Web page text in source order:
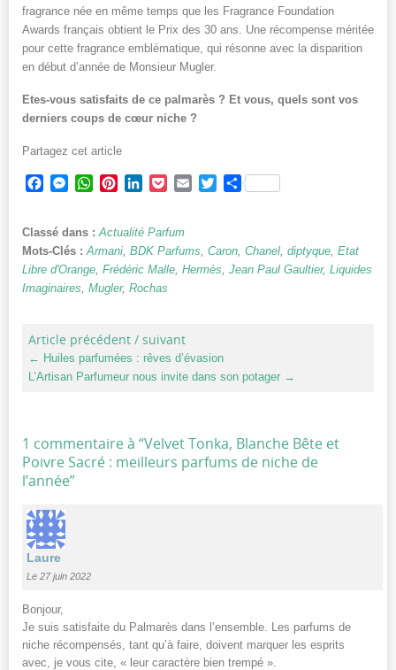
fragrance née en même temps que les Fragrance Foundation
Awards français obtient le Prix des 30 ans. Une récompense méritée
pour cette fragrance emblématique, qui résonne avec la disparition
en début d’année de Monsieur Mugler.
Etes-vous satisfaits de ce palmarès ? Et vous, quels sont vos
derniers coups de cœur niche ?
Partagez cet article
Facebook
Messenger
WhatsApp
PinterestLinkedInPocketEmailTwitterPartager
Classé dans : Actualité Parfum
Mots-Clés : Armani BDK Parfums Caron Chanel diptyque Etat
Libre d'Orange Frédéric Malle Hermès Jean Paul Gaultier, Liquides
Imaginaires Mugler, Rochas
Article précédent / suivant
← Huiles parfumées : rêves d’évasion
L’Artisan Parfumeur nous invite dans son potager →
1 commentaire à “Velvet Tonka, Blanche Bête et
Poivre Sacré : meilleurs parfums de niche de
l’année”
Laure
Le 27 juin 2022
Bonjour,
Je suis satisfaite du Palmarès dans l’ensemble. Les parfums de
niche récompensés, tant qu’à faire, doivent marquer les esprits
avec, je vous cite, « leur caractère bien trempé ».